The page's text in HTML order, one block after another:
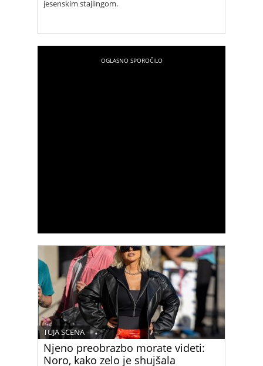
jesenskim stajlingom.
Njeno preobrazbo morate videti:
Noro, kako zelo je shujšala
TUJA SCENA